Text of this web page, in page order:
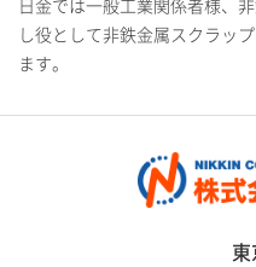
日金では一般工業関係者様、
し役として非鉄金属スクラッ
ます。
東